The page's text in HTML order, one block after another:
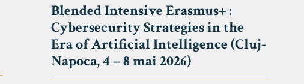
Blended Intensive Erasmus+ :
Cybersecurity Strategies in the
Era of Artificial Intelligence (Cluj-
Napoca, 4 – 8 mai 2026)